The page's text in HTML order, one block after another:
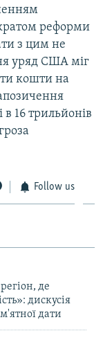
реформи
з цим не
уряд США міг
кошти на
16 трильйонів
Follow us
де
дискусія
дати